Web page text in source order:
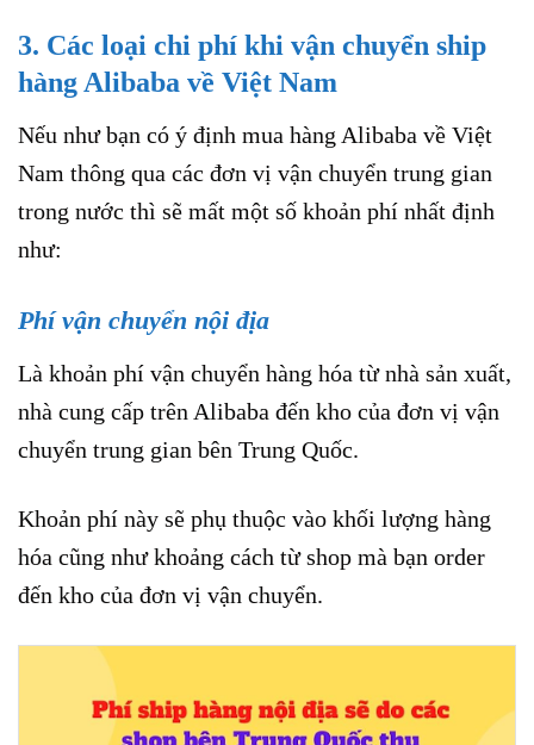
3. Các loại chi phí khi vận chuyển ship
hàng Alibaba về Việt Nam
Nếu như bạn có ý định mua hàng Alibaba về Việt
Nam thông qua các đơn vị vận chuyển trung gian
trong nước thì sẽ mất một số khoản phí nhất định
như:
Phí vận chuyển nội địa
Là khoản phí vận chuyển hàng hóa từ nhà sản xuất,
nhà cung cấp trên Alibaba đến kho của đơn vị vận
chuyển trung gian bên Trung Quốc.
Khoản phí này sẽ phụ thuộc vào khối lượng hàng
hóa cũng như khoảng cách từ shop mà bạn order
đến kho của đơn vị vận chuyển.